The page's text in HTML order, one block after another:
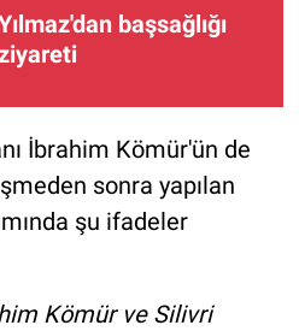
başsağlığı
İbrahim Kömür'ün de
sonra yapılan
şu ifadeler
Kömür ve Silivri